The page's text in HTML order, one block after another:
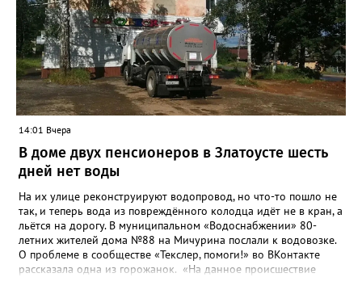
14:01 Вчера
В доме двух пенсионеров в Златоусте шесть
дней нет воды
На их улице реконструируют водопровод, но что-то пошло не
так, и теперь вода из повреждённого колодца идёт не в кран, а
льётся на дорогу. В муниципальном «Водоснабжении» 80-
летних жителей дома №88 на Мичурина послали к водовозке.
О проблеме в сообществе «Текслер, помоги!» во ВКонтакте
рассказала одна из горожанок. «На данное происшествие